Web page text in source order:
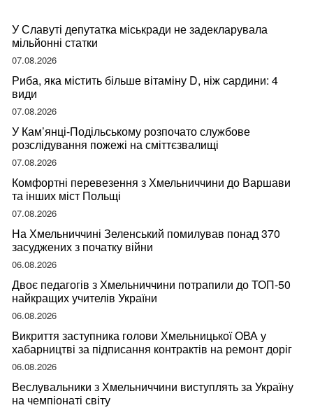
У Славуті депутатка міськради не задекларувала
мільйонні статки
07.08.2026
Риба, яка містить більше вітаміну D, ніж сардини: 4
види
07.08.2026
У Кам’янці-Подільському розпочато службове
розслідування пожежі на сміттєзвалищі
07.08.2026
Комфортні перевезення з Хмельниччини до Варшави
та інших міст Польщі
07.08.2026
На Хмельниччині Зеленський помилував понад 370
засуджених з початку війни
06.08.2026
Двоє педагогів з Хмельниччини потрапили до ТОП-50
найкращих учителів України
06.08.2026
Викриття заступника голови Хмельницької ОВА у
хабарництві за підписання контрактів на ремонт доріг
06.08.2026
Веслувальники з Хмельниччини виступлять за Україну
на чемпіонаті світу